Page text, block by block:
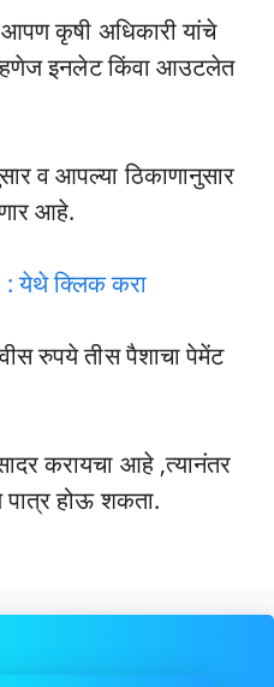
कृषी अधिकारी यांचे
इनलेट किंवा आउटलेत
व आपल्या ठिकाणानुसार
आहे.
: येथे क्लिक करा
रुपये तीस पैशाचा पेमेंट
करायचा आहे ,त्यानंतर
पात्र होऊ शकता.